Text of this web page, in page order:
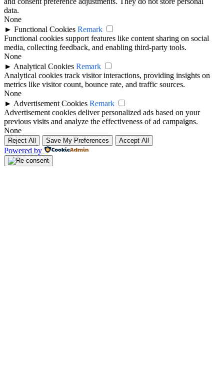
data.
None
► Functional Cookies Remark
Functional cookies support features like content sharing on social
media, collecting feedback, and enabling third-party tools.
None
► Analytical Cookies Remark
Analytical cookies track visitor interactions, providing insights on
metrics like visitor count, bounce rate, and traffic sources.
None
► Advertisement Cookies Remark
Advertisement cookies deliver personalized ads based on your
previous visits and analyze the effectiveness of ad campaigns.
None
Reject All Save My Preferences Accept All
Powered by